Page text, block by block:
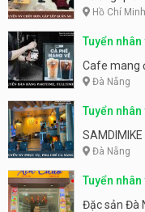
Hồ Chí Minh
Tuyển
Cafe mang
Đà Nẵng
Tuyển
Đà Nẵng
Tuyển
Nẵng
Đặc sản Đà